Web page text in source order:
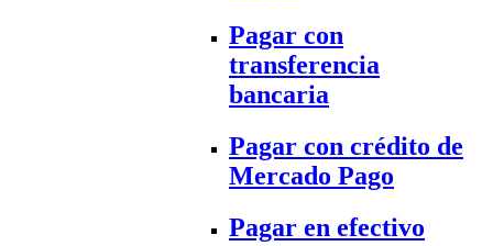
Pagar con
transferencia
bancaria
Pagar con crédito de
Mercado Pago
Pagar en efectivo